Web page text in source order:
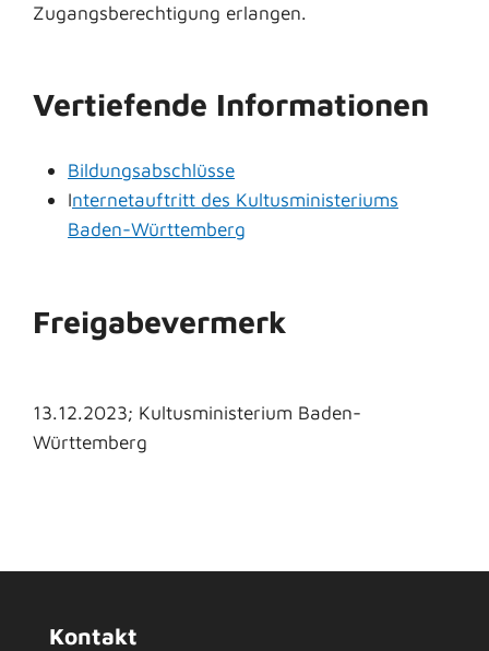
Zugangsberechtigung erlangen.
Vertiefende Informationen
Bildungsabschlüsse
Internetauftritt des Kultusministeriums
Baden-Württemberg
Freigabevermerk
13.12.2023; Kultusministerium Baden-
Württemberg
Kontakt